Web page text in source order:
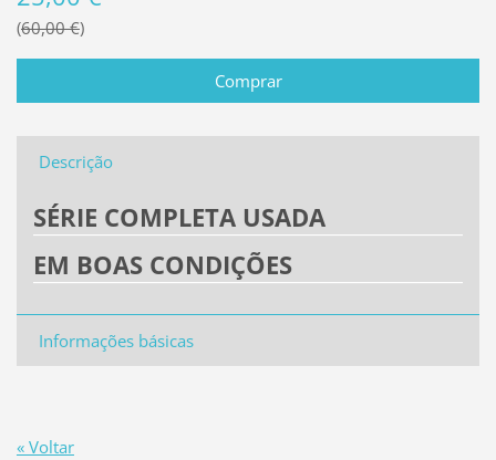
60,00 €
Descrição
SÉRIE COMPLETA USADA
EM BOAS CONDIÇÕES
Informações básicas
« Voltar